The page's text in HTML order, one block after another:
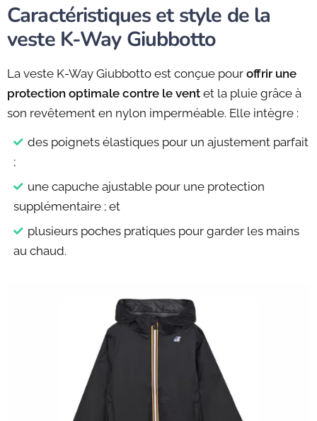
Caractéristiques et style de la
veste K-Way Giubbotto
La veste K-Way Giubbotto est conçue pour offrir une
protection optimale contre le vent et la pluie grâce à
son revêtement en nylon imperméable. Elle intègre :
des poignets élastiques pour un ajustement parfait
;
une capuche ajustable pour une protection
supplémentaire ; et
plusieurs poches pratiques pour garder les mains
au chaud.